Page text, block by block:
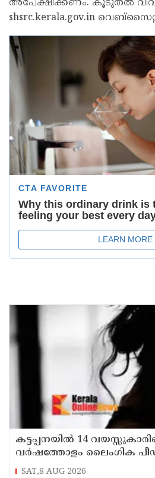
അപേക്ഷിക്കണം. കൂടുതല്‍
shsrc.kerala.gov.in
കട്ടപ്പനയില്‍ 14
വര്‍ഷത്തോളം ലൈംഗിക
ഇരയാക്കി; രണ്ടാനച്ഛൻ
SAT,8 AUG 2026